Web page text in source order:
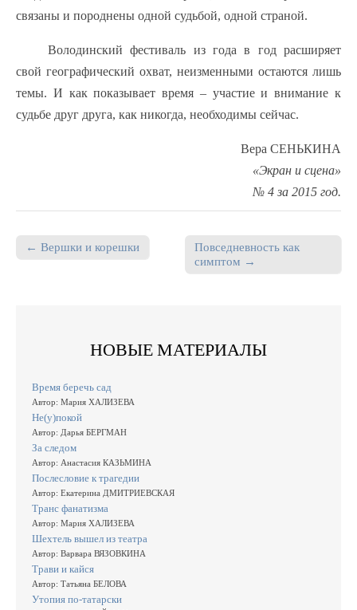
связаны и породнены одной судьбой, одной страной.
Володинский фестиваль из года в год расширяет
свой географический охват, неизменными остаются лишь
темы. И как показывает время – участие и внимание к
судьбе друг друга, как никогда, необходимы сейчас.
Вера СЕНЬКИНА
«Экран и сцена»
№ 4 за 2015 год.
← Вершки и корешки
Повседневность как
симптом →
НОВЫЕ МАТЕРИАЛЫ
Время беречь сад
Автор: Мария ХАЛИЗЕВА
Не(у)покой
Автор: Дарья БЕРГМАН
За следом
Автор: Анастасия КАЗЬМИНА
Послесловие к трагедии
Автор: Екатерина ДМИТРИЕВСКАЯ
Транс фанатизма
Автор: Мария ХАЛИЗЕВА
Шехтель вышел из театра
Автор: Варвара ВЯЗОВКИНА
Трави и кайся
Автор: Татьяна БЕЛОВА
Утопия по-татарски